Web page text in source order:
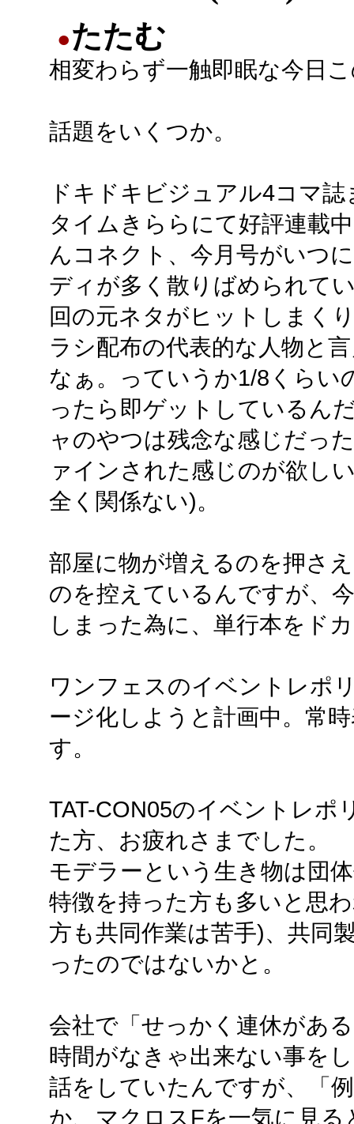
●たたむ
相変わらず一触即眠な今日
話題をいくつか。
ドキドキビジュアル4コマ誌
タイムきららにて好評連載
んコネクト、今月号がいつ
ディが多く散りばめられて
回の元ネタがヒットしまく
ラシ配布の代表的な人物と
なぁ。っていうか1/8くらい
ったら即ゲットしているん
ャのやつは残念な感じだっ
ァインされた感じのが欲し
全く関係ない)。
部屋に物が増えるのを押さ
のを控えているんですが、
しまった為に、単行本をド
ワンフェスのイベントレポ
ージ化しようと計画中。常
す。
TAT-CON05のイベントレポ
た方、お疲れさまでした。
モデラーという生き物は団
特徴を持った方も多いと思
方も共同作業は苦手)、共同
ったのではないかと。
会社で「せっかく連休があ
時間がなきゃ出来ない事を
話をしていたんですが、「
か、マクロスFを一気に見